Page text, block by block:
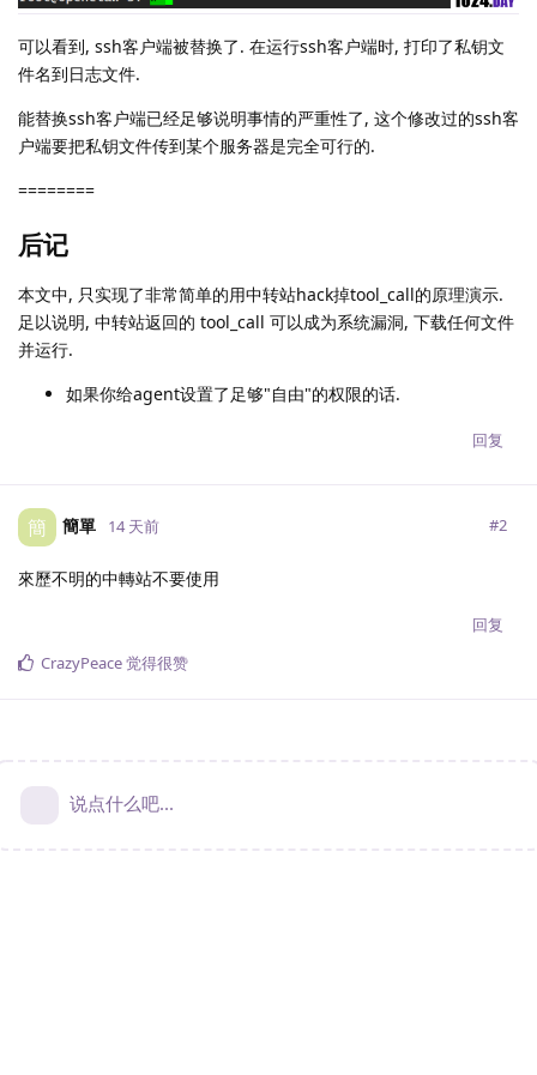
可以看到, ssh客户端被替换了. 在运行ssh客户端时, 打印了私钥文
件名到日志文件.
能替换ssh客户端已经足够说明事情的严重性了, 这个修改过的ssh客
户端要把私钥文件传到某个服务器是完全可行的.
========
后记
本文中, 只实现了非常简单的用中转站hack掉tool_call的原理演示.
足以说明, 中转站返回的 tool_call 可以成为系统漏洞, 下载任何文件
并运行.
如果你给agent设置了足够"自由"的权限的话.
回复
簡 簡單 14 天前 #2
來歷不明的中轉站不要使用
回复
CrazyPeace觉得很赞
说点什么吧...